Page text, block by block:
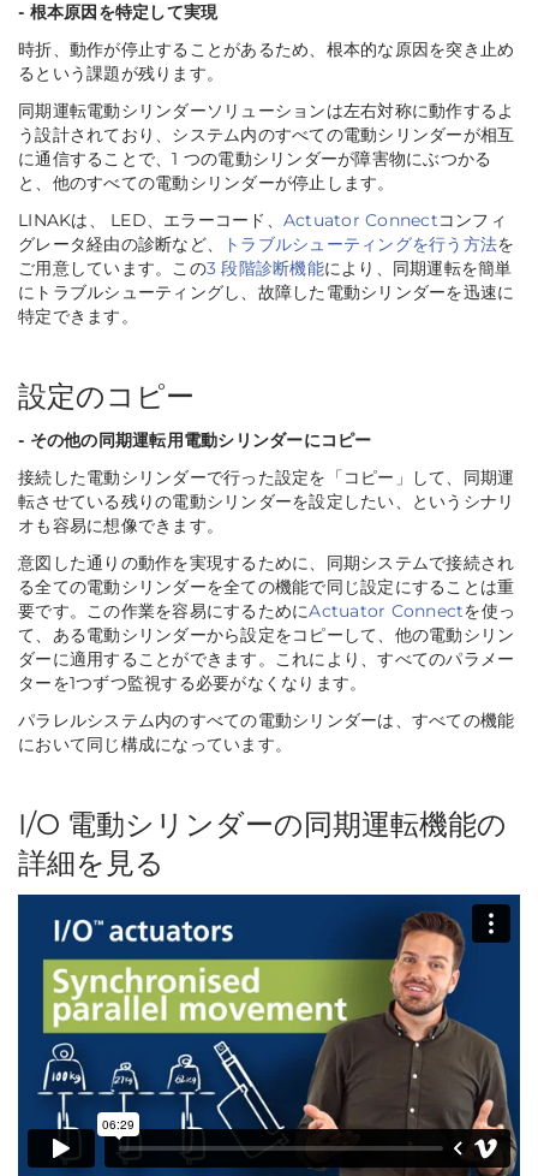
- 根本原因を特定して実現
時折、動作が停止することがあるため、根本的な原因を突き止め
るという課題が残ります。
同期運転電動シリンダーソリューションは左右対称に動作するよ
う設計されており、システム内のすべての電動シリンダーが相互
に通信することで、1 つの電動シリンダーが障害物にぶつかる
と、他のすべての電動シリンダーが停止します。
LINAKは、 LED、エラーコード、 Actuator Connectコンフィ
グレータ経由の診断など、
トラブルシューティングを行う方法を
ご用意しています。この3 段階診断機能により、同期運転を簡単
にトラブルシューティングし、故障した電動シリンダーを迅速に
特定できます。
設定のコピー
- その他の同期運転用電動シリンダーにコピー
接続した電動シリンダーで行った設定を「コピー」して、同期運
転させている残りの電動シリンダーを設定したい、というシナリ
オも容易に想像できます。
意図した通りの動作を実現するために、同期システムで接続され
る全ての電動シリンダーを全ての機能で同じ設定にすることは重
要です。この作業を容易にするためにActuator Connectを使っ
て、ある電動シリンダーから設定をコピーして、他の電動シリン
ダーに適用することができます。これにより、すべてのパラメー
ターを1つずつ監視する必要がなくなります。
パラレルシステム内のすべての電動シリンダーは、すべての機能
において同じ構成になっています。
I/O 電動シリンダーの同期運転機能の
詳細を見る